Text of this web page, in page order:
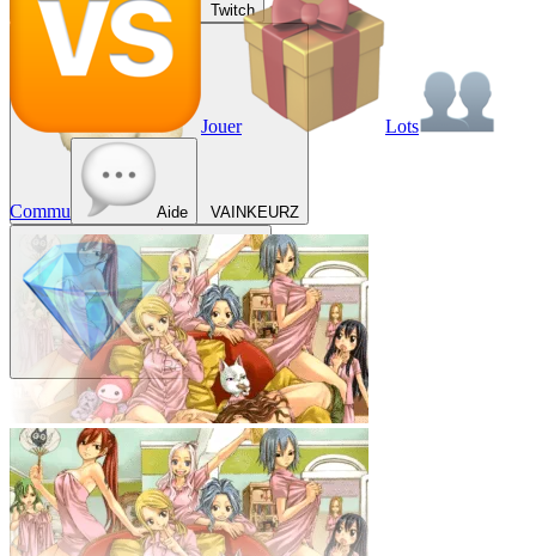
Twitch
VAINKEURZ
Récompenses
Jouer Lots
Commu Aide